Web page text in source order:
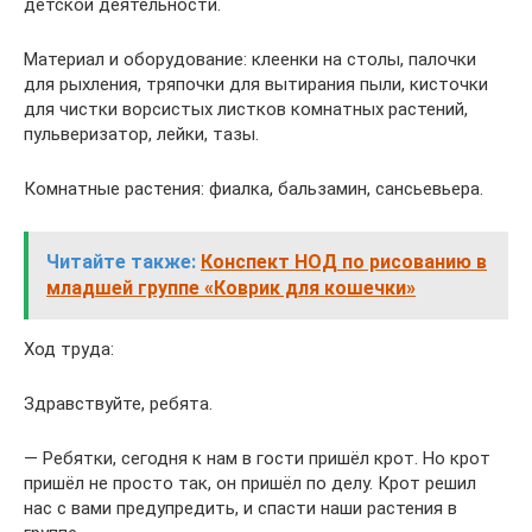
детской деятельности.
Материал и оборудование: клеенки на столы, палочки
для рыхления, тряпочки для вытирания пыли, кисточки
для чистки ворсистых листков комнатных растений,
пульверизатор, лейки, тазы.
Комнатные растения: фиалка, бальзамин, сансьевьера.
Читайте также: Конспект НОД по рисованию в
младшей группе «Коврик для кошечки»
Ход труда:
Здравствуйте, ребята.
— Ребятки, сегодня к нам в гости пришёл крот. Но крот
пришёл не просто так, он пришёл по делу. Крот решил
нас с вами предупредить, и спасти наши растения в